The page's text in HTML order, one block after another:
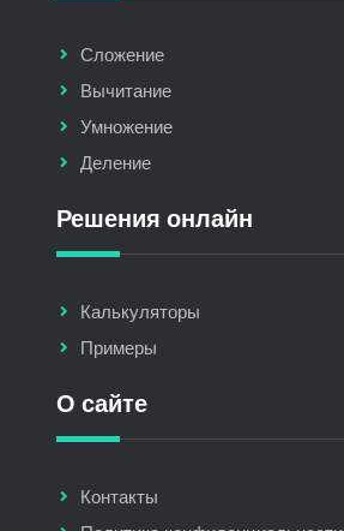
Сложение
Вычитание
Умножение
Деление
Решения онлайн
Калькуляторы
Примеры
О сайте
Контакты